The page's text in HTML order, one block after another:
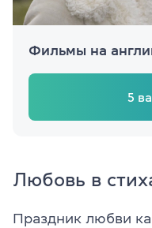
Фильмы на
5
Любовь в
Праздник любви